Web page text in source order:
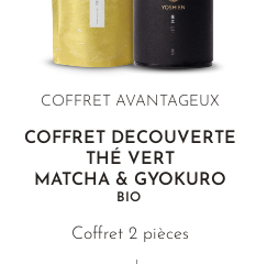
COFFRET AVANTAGEUX
COFFRET DÉCOUVERTE
THÉ VERT
MATCHA & GYOKURO
BIO
Coffret 2 pièces